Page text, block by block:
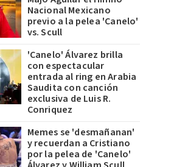
Nacional Mexicano
previo a la pelea 'Canelo'
vs. Scull
'Canelo' Álvarez brilla
con espectacular
entrada al ring en Arabia
Saudita con canción
exclusiva de Luis R.
Conriquez
Memes se 'desmañanan'
y recuerdan a Cristiano
por la pelea de 'Canelo'